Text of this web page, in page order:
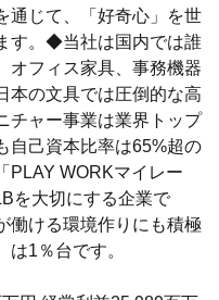
通じて、「好奇心」を世
す。◆当社は国内では誰
オフィス家具、事務機器
本の文具では圧倒的な高
チャー事業は業界トップ
自己資本比率は65%超の
PLAY WORKマイレー
を大切にする企業で
働ける環境作りにも積極
1％台です。